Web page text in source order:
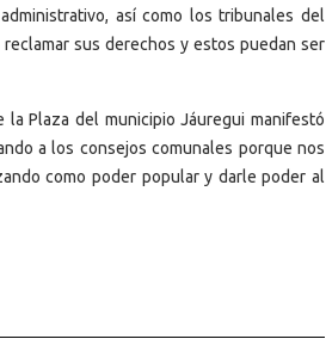
así como los tribunales del
sus derechos y estos puedan ser
Plaza del municipio Jáuregui manifestó
a los consejos comunales porque nos
como poder popular y darle poder al